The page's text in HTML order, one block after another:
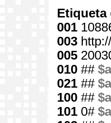
Etiqueta
001
003
005
010 ## $a
021 ## $a
100 ## $a
101 0# $a